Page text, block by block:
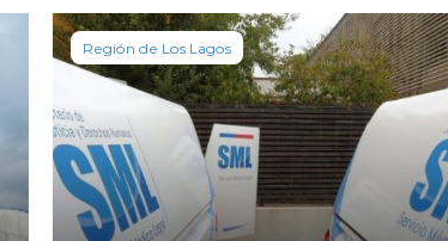
Región de Los Lagos